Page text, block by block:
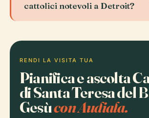
cattolici notevoli a Detroit?
RENDI LA VISITA TUA
Pianifica e ascolta
di Santa Teresa del
Gesùcon Audiala.